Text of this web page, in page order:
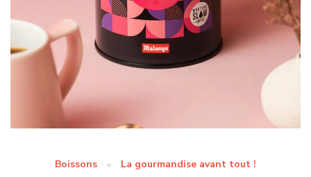
Boissons La gourmandise avant tout !